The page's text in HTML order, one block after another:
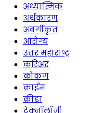
अध्यात्मिक
अर्थकारण
अवर्गीकृत
आरोग्य
उत्तर महाराष्ट्र
करिअर
कोकण
क्राईम
क्रीडा
टेक्नॉलॉजी